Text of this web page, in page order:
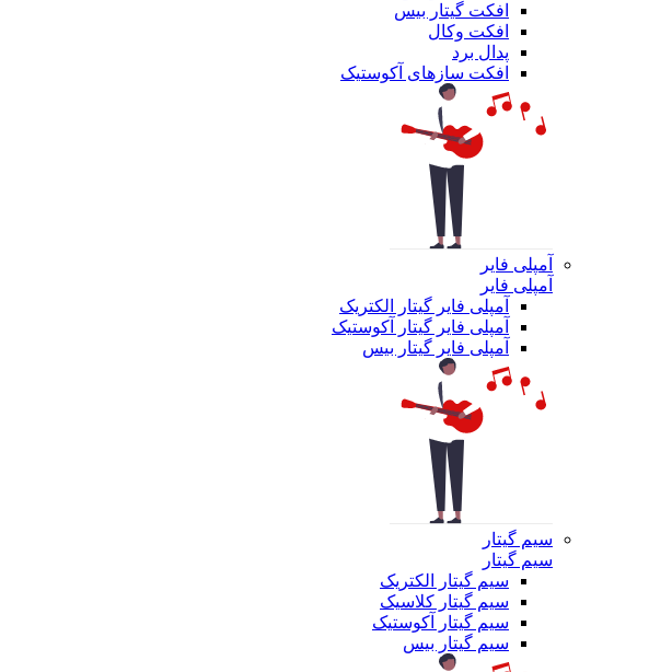
افکت گیتار بیس
افکت وکال
پدال برد
افکت سازهای آکوستیک
آمپلی فایر
آمپلی فایر
آمپلی فایر گیتار الکتریک
آمپلی فایر گیتار آکوستیک
آمپلی فایر گیتار بیس
سیم گیتار
سیم گیتار
سیم گیتار الکتریک
سیم گیتار کلاسیک
سیم گیتار آکوستیک
سیم گیتار بیس